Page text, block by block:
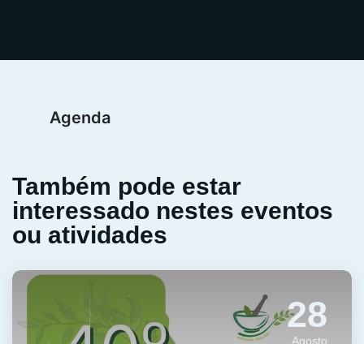
Agenda
Também pode estar
interessado nestes eventos
ou atividades
28
Agosto